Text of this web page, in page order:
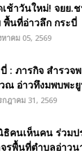
เช้าวันใหม่! จยย.
พื้นที่อ่าวลึก กระบี่
หาคม 05, 2569
: ภารกิจ สำรวจ
ณ อ่าวทึงมพบพะ
กฎาคม 31, 2569
ธิคนเห็นคน ร่วม
รพื้นที่ตำบลอ่าวน